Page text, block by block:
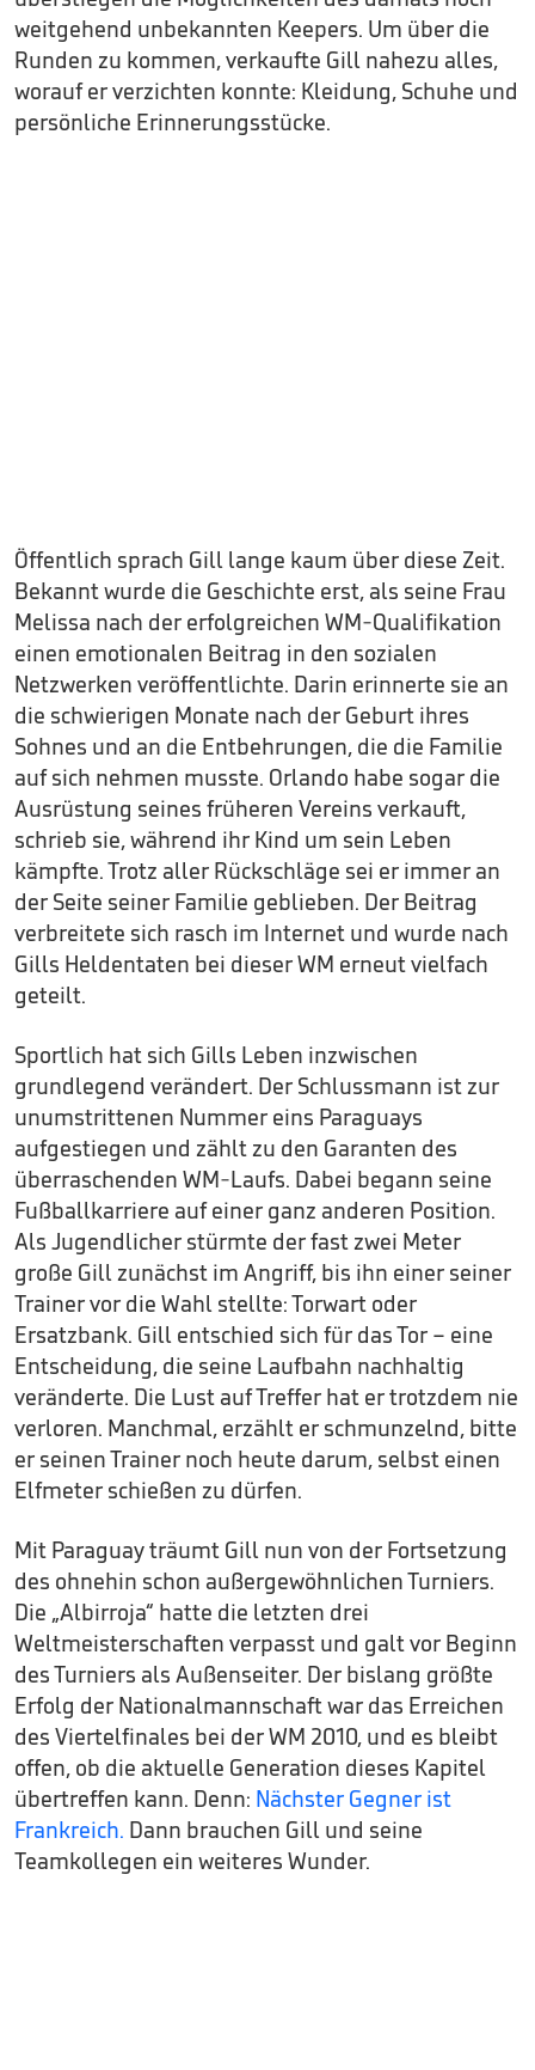
weitgehend unbekannten Keepers. Um über die
Runden zu kommen, verkaufte Gill nahezu alles,
worauf er verzichten konnte: Kleidung, Schuhe und
persönliche Erinnerungsstücke.
Öffentlich sprach Gill lange kaum über diese Zeit.
Bekannt wurde die Geschichte erst, als seine Frau
Melissa nach der erfolgreichen WM-Qualifikation
einen emotionalen Beitrag in den sozialen
Netzwerken veröffentlichte. Darin erinnerte sie an
die schwierigen Monate nach der Geburt ihres
Sohnes und an die Entbehrungen, die die Familie
auf sich nehmen musste. Orlando habe sogar die
Ausrüstung seines früheren Vereins verkauft,
schrieb sie, während ihr Kind um sein Leben
kämpfte. Trotz aller Rückschläge sei er immer an
der Seite seiner Familie geblieben. Der Beitrag
verbreitete sich rasch im Internet und wurde nach
Gills Heldentaten bei dieser WM erneut vielfach
geteilt.
Sportlich hat sich Gills Leben inzwischen
grundlegend verändert. Der Schlussmann ist zur
unumstrittenen Nummer eins Paraguays
aufgestiegen und zählt zu den Garanten des
überraschenden WM-Laufs. Dabei begann seine
Fußballkarriere auf einer ganz anderen Position.
Als Jugendlicher stürmte der fast zwei Meter
große Gill zunächst im Angriff, bis ihn einer seiner
Trainer vor die Wahl stellte: Torwart oder
Ersatzbank. Gill entschied sich für das Tor – eine
Entscheidung, die seine Laufbahn nachhaltig
veränderte. Die Lust auf Treffer hat er trotzdem nie
verloren. Manchmal, erzählt er schmunzelnd, bitte
er seinen Trainer noch heute darum, selbst einen
Elfmeter schießen zu dürfen.
Mit Paraguay träumt Gill nun von der Fortsetzung
des ohnehin schon außergewöhnlichen Turniers.
Die „Albirroja“ hatte die letzten drei
Weltmeisterschaften verpasst und galt vor Beginn
des Turniers als Außenseiter. Der bislang größte
Erfolg der Nationalmannschaft war das Erreichen
des Viertelfinales bei der WM 2010, und es bleibt
offen, ob die aktuelle Generation dieses Kapitel
übertreffen kann. Denn: Nächster Gegner ist
Frankreich. Dann brauchen Gill und seine
Teamkollegen ein weiteres Wunder.